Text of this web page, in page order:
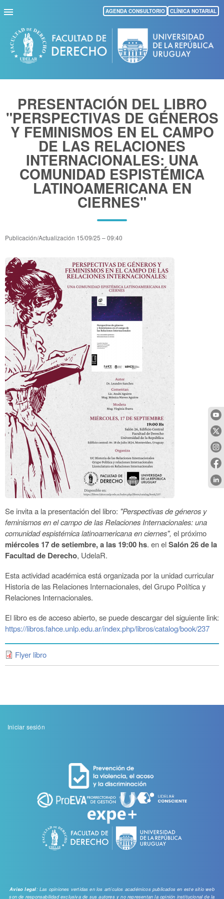
Pasar
al
contenido
principal
AGENDA CONSULTORIO CLÍNICA NOTARIAL
PRESENTACIÓN DEL LIBRO
"PERSPECTIVAS DE GÉNEROS
Y FEMINISMOS EN EL CAMPO
DE LAS RELACIONES
INTERNACIONALES: UNA
COMUNIDAD ESPISTÉMICA
LATINOAMERICANA EN
CIERNES"
Publicación/Actualización 15/09/25 – 09:40
Se invita a la presentación del libro: "Perspectivas de géneros y
feminismos en el campo de las Relaciones Internacionales: una
comunidad espistémica latinoamericana en ciernes", el próximo
miércoles 17 de setiembre, a las 19:00 hs. en elSalón 26 de la
Facultad de Derecho, UdelaR.
Esta actividad académica está organizada por la unidad curricular
Historia de las Relaciones Internacionales, del Grupo Política y
Relaciones Internacionales.
El libro es de acceso abierto, se puede descargar del siguiente link:
https://libros.fahce.unlp.edu.ar/index.php/libros/catalog/book/237
Flyer libro
Menu
Iniciar sesión
Aviso legal: Las opiniones vertidas en los artículos académicos publicados en este sitio web
son de responsabilidad exclusiva de sus autores y no representan la opinión institucional de la